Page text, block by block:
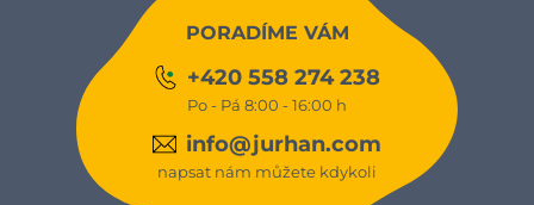
PORADÍME VÁM
+420 558 274 238
Po - Pá 8:00 - 16:00 h
info@jurhan.com
napsat nám můžete kdykoli